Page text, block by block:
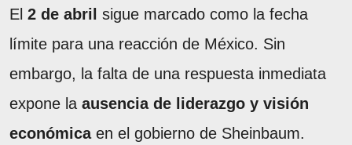
El 2 de abril sigue marcado como la fecha
límite para una reacción de México. Sin
embargo, la falta de una respuesta inmediata
expone la ausencia de liderazgo y visión
económicaen el gobierno de Sheinbaum.